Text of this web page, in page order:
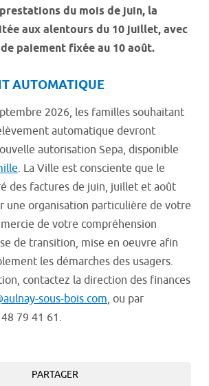
du mois de juin, la
aux alentours du 10 juillet, avec
paiement fixée au 10 août.
AUTOMATIQUE
2026, les familles souhaitant
automatique devront
autorisation Sepa, disponible
. La Ville est consciente que le
des factures de juin, juillet et août
une organisation particulière de votre
de votre compréhension
de transition, mise en oeuvre afin
les démarches des usagers.
contactez la direction des finances
sous-bois.com, ou par
79 41 61.
PARTAGER